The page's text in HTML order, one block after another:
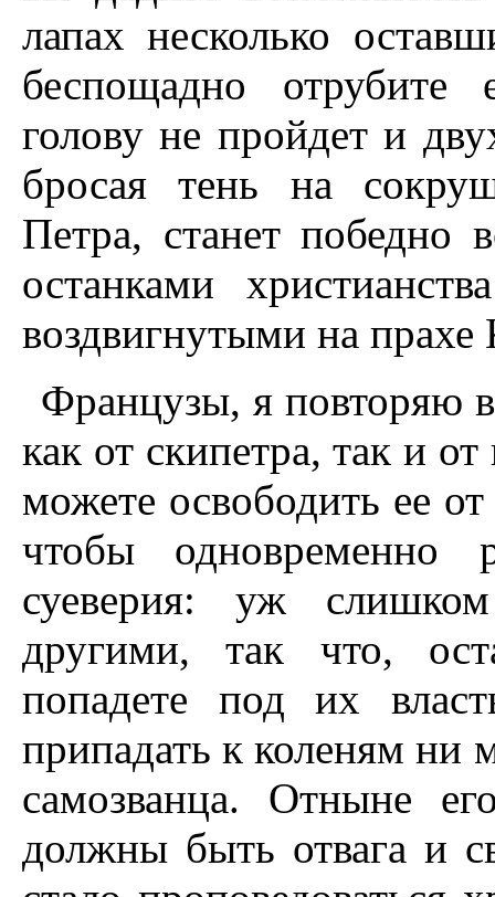
лапах несколько
беспощадно отрубите
голову не пройдет и
бросая тень на
Петра, станет победно
останками
воздвигнутыми на прахе
Французы, я повторяю
как от скипетра, так и
можете освободить ее
чтобы одновременно
суеверия: уж
другими, так что,
попадете под их
припадать к коленям ни
самозванца. Отныне
должны быть отвага и